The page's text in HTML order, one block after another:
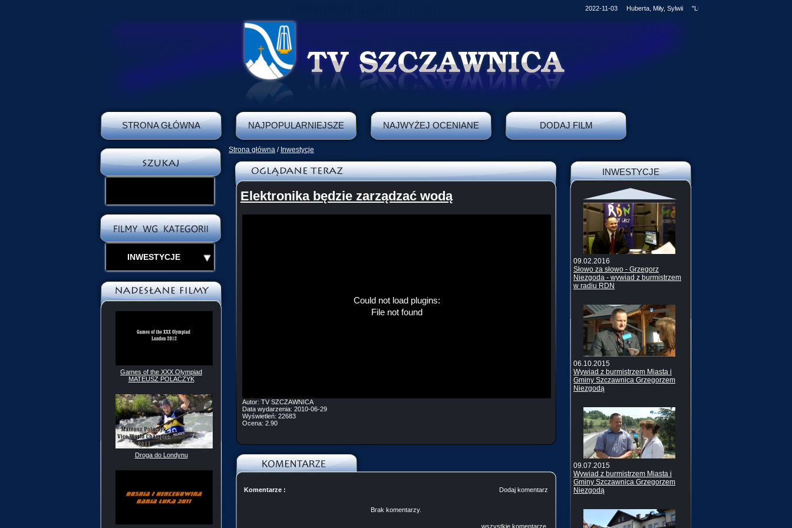
2022-11-03 Huberta, Miły, Sylwii "Ludzkość kroczy stale naprzód,
STRONA GŁÓWNA NAJPOPULARNIEJSZE NAJWYŻEJ OCENIANE DODAJ FILM
INWESTYCJE
Games of the XXX Olympiad
MATEUSZ POLACZYK
Droga do Londynu
Strona główna / Inwestycje
Elektronika będzie zarządzać wodą
Could not load plugins:
File not found
Autor: TV SZCZAWNICA
Data wydarzenia: 2010-06-29
Wyświetleń: 22683
Ocena: 2.90
Komentarze : Dodaj komentarz
Brak komentarzy.
wszystkie komentarze
INWESTYCJE
09.02.2016
Słowo za słowo - Grzegorz
Niezgoda - wywiad z burmistrzem
w radiu RDN
06.10.2015
Wywiad z burmistrzem Miasta i
Gminy Szczawnica Grzegorzem
Niezgodą
09.07.2015
Wywiad z burmistrzem Miasta i
Gminy Szczawnica Grzegorzem
Niezgodą